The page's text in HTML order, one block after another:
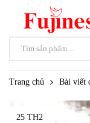
Trang chủ Bài viết
25 TH2